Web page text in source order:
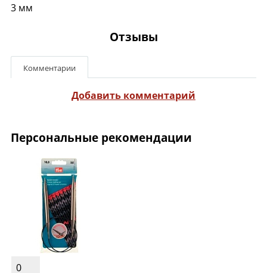
3 мм
Отзывы
Комментарии
Добавить комментарий
Персональные рекомендации
0